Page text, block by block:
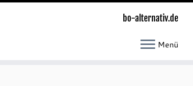
bo-alternativ.de
Menü